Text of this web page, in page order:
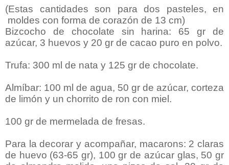
(Estas cantidades son para dos pasteles, en
moldes con forma de corazón de 13 cm)
Bizcocho de chocolate sin harina: 65 gr de
azúcar, 3 huevos y 20 gr de cacao puro en polvo.
Trufa: 300 ml de nata y 125 gr de chocolate.
Almíbar: 100 ml de agua, 50 gr de azúcar, corteza
de limón y un chorrito de ron con miel.
100 gr de mermelada de fresas.
Para la decorar y acompañar, macarons: 2 claras
de huevo (63-65 gr), 100 gr de azúcar glas, 50 gr